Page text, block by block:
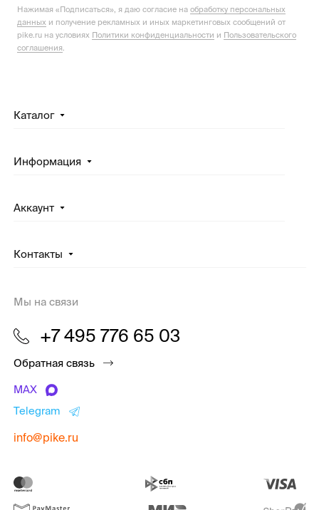
Нажимая «Подписаться», я даю согласие на обработку персональных
данных и получение рекламных и иных маркетинговых сообщений от
pike.ru на условиях Политики конфиденциальности и Пользовательского
соглашения
Каталог
Информация
Аккаунт
Контакты
Мы на связи
+7 495 776 65 03
Обратная связь
MAX
Telegram
info@pike.ru